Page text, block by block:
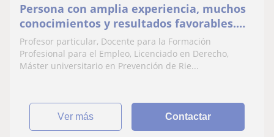
Persona con amplia experiencia, muchos
conocimientos y resultados favorables.
Me reuno con tutores y le hago una
valoración. Consúlteme sin ningún
compromiso
Profesor particular, Docente para la Formación
Profesional para el Empleo, Licenciado en Derecho,
Máster universitario en Prevención de Rie...
ver más Contactar